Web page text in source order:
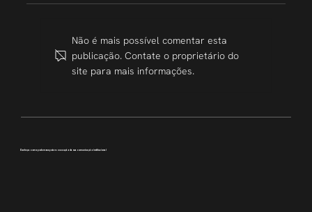
Transparência que inspira
Não é mais possível comentar esta
publicação. Contate o proprietário do
site para mais informações.
Conheça como podemos apoiar a execução da sua comunicação institucional